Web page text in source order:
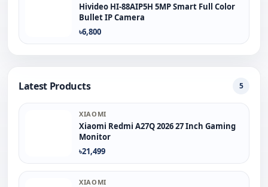
Hivideo HI-88AIP5H 5MP Smart Full Color
Bullet IP Camera
৳6,800
Latest Products 5
XIAOMI
Xiaomi Redmi A27Q 2026 27 Inch Gaming
Monitor
৳21,499
XIAOMI